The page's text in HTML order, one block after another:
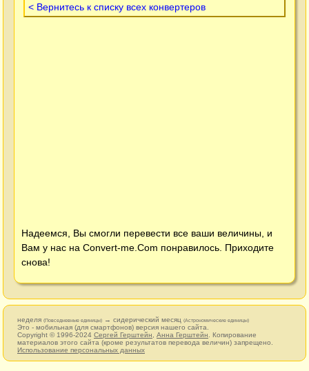
< Вернитесь к списку всех конвертеров
Надеемся, Вы смогли перевести все ваши величины, и
Вам у нас на Convert-me.Com понравилось. Приходите
снова!
неделя (Повседневные единицы) → сидерический месяц (Астрономические единицы)
Это - мобильная (для смартфонов) версия нашего сайта.
Copyright © 1996-2024 Сергей Герштейн Анна Герштейн . Копирование
материалов этого сайта (кроме результатов перевода величин) запрещено.
Использование персональных данных